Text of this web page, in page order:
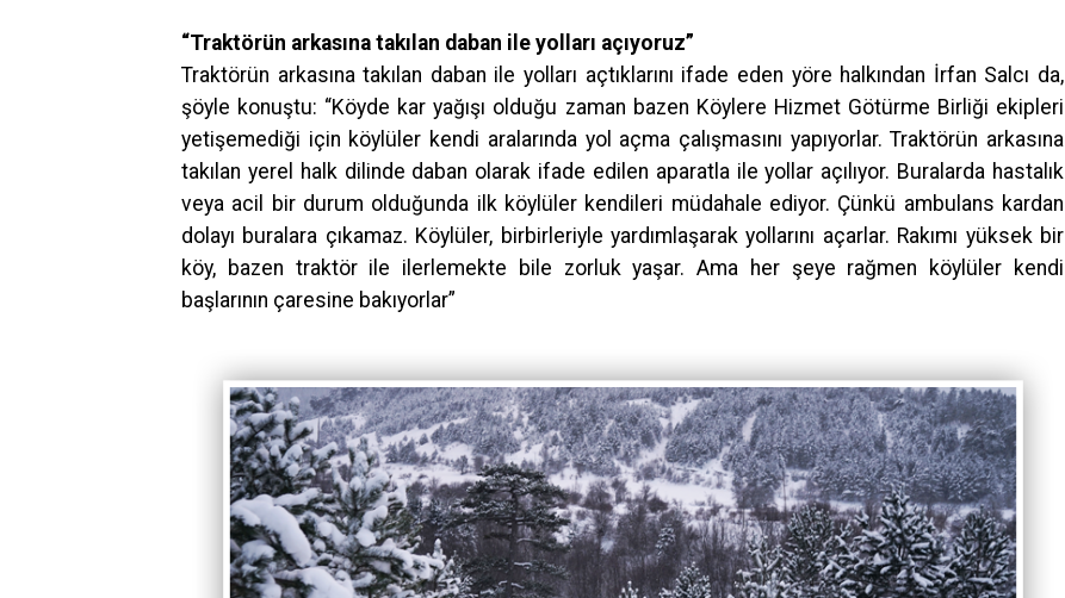
“Traktörün arkasına takılan daban ile yolları açıyoruz”
Traktörün arkasına takılan daban ile yolları açtıklarını ifade eden yöre halkından İrfan Salcı da,
şöyle konuştu: “Köyde kar yağışı olduğu zaman bazen Köylere Hizmet Götürme Birliği ekipleri
yetişemediği için köylüler kendi aralarında yol açma çalışmasını yapıyorlar. Traktörün arkasına
takılan yerel halk dilinde daban olarak ifade edilen aparatla ile yollar açılıyor. Buralarda hastalık
veya acil bir durum olduğunda ilk köylüler kendileri müdahale ediyor. Çünkü ambulans kardan
dolayı buralara çıkamaz. Köylüler, birbirleriyle yardımlaşarak yollarını açarlar. Rakımı yüksek bir
köy, bazen traktör ile ilerlemekte bile zorluk yaşar. Ama her şeye rağmen köylüler kendi
başlarının çaresine bakıyorlar”